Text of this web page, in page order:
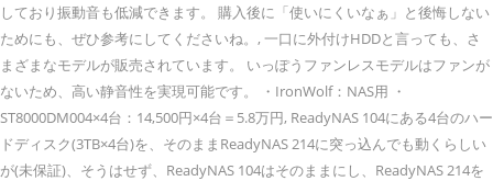
しており振動音も低減できます。 購入後に「使いにくいなぁ」と後悔しない
ためにも、ぜひ参考にしてくださいね。, 一口に外付けHDDと言っても、さ
まざまなモデルが販売されています。 いっぽうファンレスモデルはファンが
ないため、高い静音性を実現可能です。 ・IronWolf：NAS用 ・
ST8000DM004×4台：14,500円×4台＝5.8万円, ReadyNAS 104にある4台のハー
ドディスク(3TB×4台)を、そのままReadyNAS 214に突っ込んでも動くらしい
が(未保証)、そうはせず、ReadyNAS 104はそのままにし、ReadyNAS 214を